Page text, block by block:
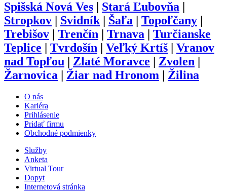
Spišská Nová Ves
Stará Ľubovňa
Stropkov
Svidník| Šaľa Topoľčany
Trebišov
Trenčín Trnava
Turčianske
Teplice
Tvrdošín Veľký Krtíš
Vranov
nad Topľou
Zlaté Moravce Zvolen
Žarnovica
Žiar nad Hronom Žilina
O nás
Kariéra
Prihlásenie
Pridať firmu
Obchodné podmienky
Služby
Anketa
Virtual Tour
Dopyt
Internetová stránka